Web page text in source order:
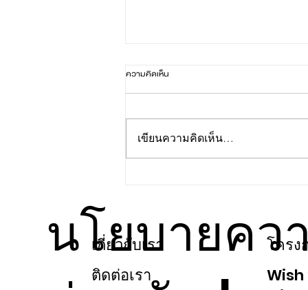
ความคิดเห็น
เขียนความคิดเห็น…
โครง
เกี่ยวกับเรา
ติดต่อเรา
นโยบายคว